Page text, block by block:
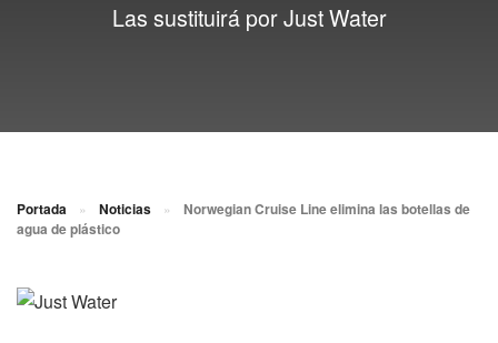
Las sustituirá por Just Water
Portada » Noticias »
Norwegian Cruise Line elimina las botellas de
agua de plástico